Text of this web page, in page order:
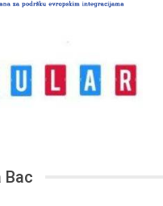
Вас